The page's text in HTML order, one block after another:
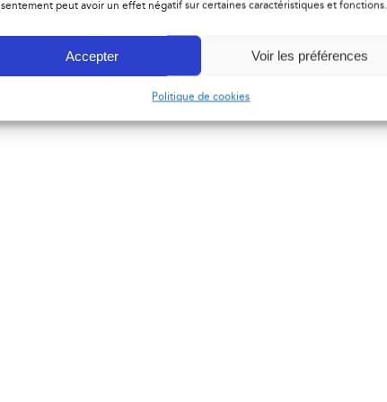
peut avoir un effet négatif sur certaines caractéristiques et fonctions.
Accepter Voir les préférences
Politique de cookies